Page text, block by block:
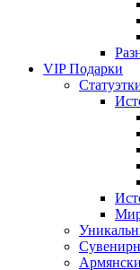
VIP Подарки